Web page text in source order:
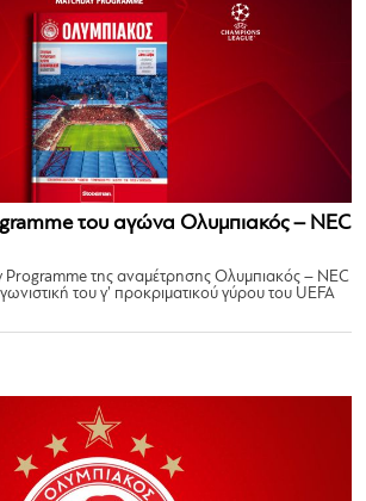
του αγώνα Ολυμπιακός – NEC
Programme της αναμέτρησης Ολυμπιακός – NEC
του γ’ προκριματικού γύρου του UEFA